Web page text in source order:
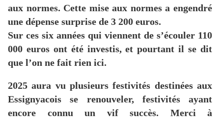
aux normes. Cette mise aux normes a engendré
une dépense surprise de 3 200 euros.
Sur ces six années qui viennent de s’écouler 110
000 euros ont été investis, et pourtant il se dit
que l’on ne fait rien ici.
2025 aura vu plusieurs festivités destinées aux
Essignyacois se renouveler, festivités ayant
encore connu un vif succès. Merci à